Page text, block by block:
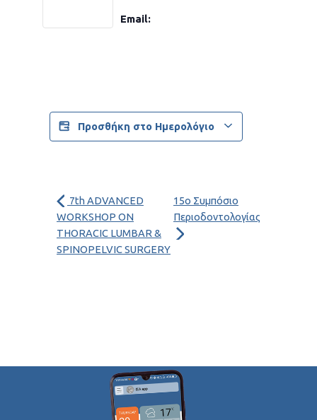
Email:
Προσθήκη στο Ημερολόγιο
7th ADVANCED
WORKSHOP ON
THORACIC LUMBAR &
SPINOPELVIC SURGERY
15ο Συμπόσιο
Περιοδοντολογίας